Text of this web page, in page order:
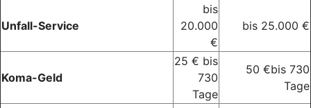
Unfall-Service
bis
20.000
€
bis 25.000 €
Koma-Geld
25 € bis
730
Tage
50 €bis 730
Tage